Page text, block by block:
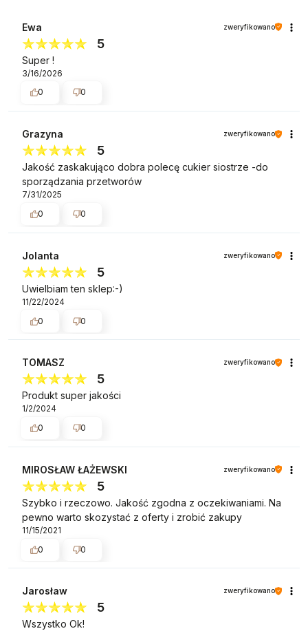
Ewa zweryfikowano
5
Super !
3/16/2026
0
0
Grazyna zweryfikowano
5
Jakość zaskakująco dobra polecę cukier siostrze -do
sporządzania przetworów
7/31/2025
0
0
Jolanta zweryfikowano
5
Uwielbiam ten sklep:-)
11/22/2024
0
0
TOMASZ zweryfikowano
5
Produkt super jakości
1/2/2024
0
0
MIROSŁAW ŁAŻEWSKI zweryfikowano
5
Szybko i rzeczowo. Jakość zgodna z oczekiwaniami. Na
pewno warto skozystać z oferty i zrobić zakupy
11/15/2021
0
0
Jarosław zweryfikowano
5
Wszystko Ok!